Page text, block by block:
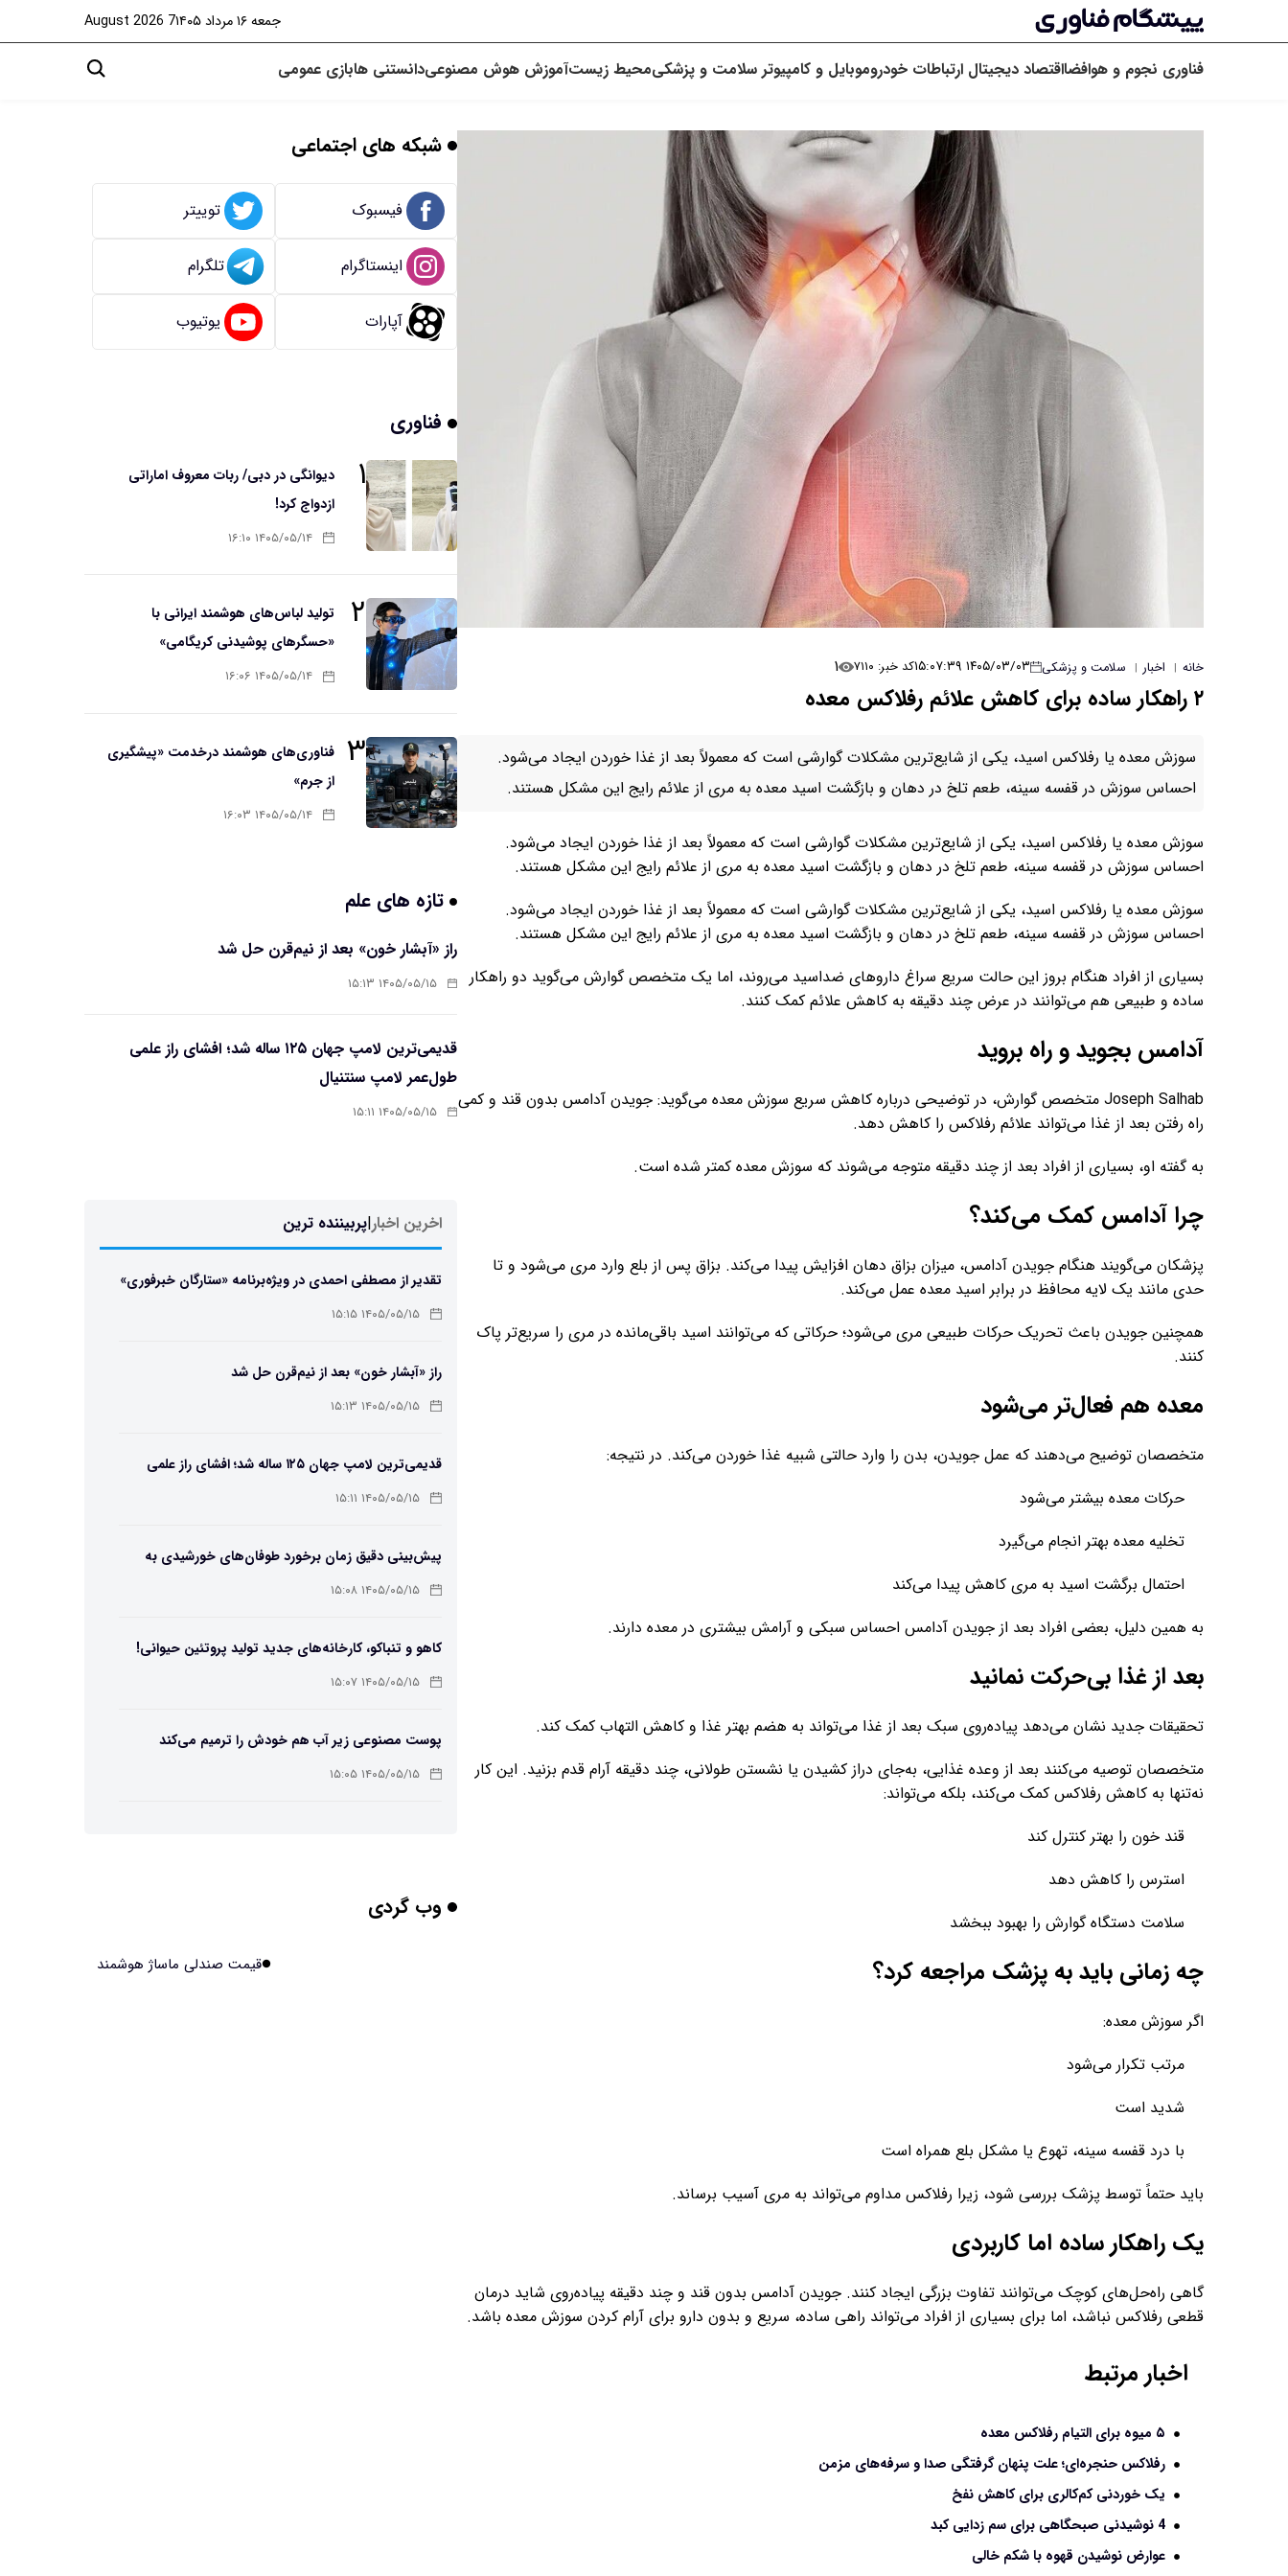
جمعه ۱۶ مرداد ۱۴۰۵ 7 August 2026
فناوری نجوم و هوافضااقتصاد دیجیتال ارتباطات خودروموبایل و کامپیوتر سلامت و پزشکیمحیط زیستآموزش هوش مصنوعیدانستنی هابازی عمومی
خانه | اخبار | سلامت و پزشکی ۱۴۰۵/۰۳/۰۳ ۱۵:۰۷:۳۹ کد خبر: ۷۱۱۰ ۱
۲ راهکار ساده برای کاهش علائم رفلاکس معده
سوزش معده یا رفلاکس اسید، یکی از شایع‌ترین مشکلات گوارشی است که معمولاً بعد از غذا خوردن ایجاد می‌شود.
احساس سوزش در قفسه سینه، طعم تلخ در دهان و بازگشت اسید معده به مری از علائم رایج این مشکل هستند.
سوزش معده یا رفلاکس اسید، یکی از شایع‌ترین مشکلات گوارشی است که معمولاً بعد از غذا خوردن ایجاد می‌شود.
احساس سوزش در قفسه سینه، طعم تلخ در دهان و بازگشت اسید معده به مری از علائم رایج این مشکل هستند.
سوزش معده یا رفلاکس اسید، یکی از شایع‌ترین مشکلات گوارشی است که معمولاً بعد از غذا خوردن ایجاد می‌شود.
احساس سوزش در قفسه سینه، طعم تلخ در دهان و بازگشت اسید معده به مری از علائم رایج این مشکل هستند.
بسیاری از افراد هنگام بروز این حالت سریع سراغ داروهای ضداسید می‌روند، اما یک متخصص گوارش می‌گوید دو راهکار
ساده و طبیعی هم می‌توانند در عرض چند دقیقه به کاهش علائم کمک کنند.
آدامس بجوید و راه بروید
Joseph Salhab متخصص گوارش، در توضیحی درباره کاهش سریع سوزش معده می‌گوید: جویدن آدامس بدون قند و کمی
راه رفتن بعد از غذا می‌تواند علائم رفلاکس را کاهش دهد.
به گفته او، بسیاری از افراد بعد از چند دقیقه متوجه می‌شوند که سوزش معده کمتر شده است.
چرا آدامس کمک می‌کند؟
پزشکان می‌گویند هنگام جویدن آدامس، میزان بزاق دهان افزایش پیدا می‌کند. بزاق پس از بلع وارد مری می‌شود و تا
حدی مانند یک لایه محافظ در برابر اسید معده عمل می‌کند.
همچنین جویدن باعث تحریک حرکات طبیعی مری می‌شود؛ حرکاتی که می‌توانند اسید باقی‌مانده در مری را سریع‌تر پاک
کنند.
معده هم فعال‌تر می‌شود
متخصصان توضیح می‌دهند که عمل جویدن، بدن را وارد حالتی شبیه غذا خوردن می‌کند. در نتیجه:
حرکات معده بیشتر می‌شود
تخلیه معده بهتر انجام می‌گیرد
احتمال برگشت اسید به مری کاهش پیدا می‌کند
به همین دلیل، بعضی افراد بعد از جویدن آدامس احساس سبکی و آرامش بیشتری در معده دارند.
بعد از غذا بی‌حرکت نمانید
تحقیقات جدید نشان می‌دهد پیاده‌روی سبک بعد از غذا می‌تواند به هضم بهتر غذا و کاهش التهاب کمک کند.
متخصصان توصیه می‌کنند بعد از وعده غذایی، به‌جای دراز کشیدن یا نشستن طولانی، چند دقیقه آرام قدم بزنید. این کار
نه‌تنها به کاهش رفلاکس کمک می‌کند، بلکه می‌تواند:
قند خون را بهتر کنترل کند
استرس را کاهش دهد
سلامت دستگاه گوارش را بهبود ببخشد
چه زمانی باید به پزشک مراجعه کرد؟
اگر سوزش معده:
مرتب تکرار می‌شود
شدید است
با درد قفسه سینه، تهوع یا مشکل بلع همراه است
باید حتماً توسط پزشک بررسی شود، زیرا رفلاکس مداوم می‌تواند به مری آسیب برساند.
یک راهکار ساده اما کاربردی
گاهی راه‌حل‌های کوچک می‌توانند تفاوت بزرگی ایجاد کنند. جویدن آدامس بدون قند و چند دقیقه پیاده‌روی شاید درمان
قطعی رفلاکس نباشد، اما برای بسیاری از افراد می‌تواند راهی ساده، سریع و بدون دارو برای آرام کردن سوزش معده باشد.
اخبار مرتبط
۵ میوه برای التیام رفلاکس معده
رفلاکس حنجره‌ای؛ علت پنهان گرفتگی صدا و سرفه‌های مزمن
یک خوردنی کم‌کالری برای کاهش نفخ
4 نوشیدنی صبحگاهی برای سم زدایی کبد
عوارض نوشیدن قهوه با شکم خالی
شبکه های اجتماعی
فیسبوک توییتر
اینستاگرام تلگرام
آپارات یوتیوب
فناوری
۱
دیوانگی در دبی/ ربات معروف اماراتی
ازدواج کرد!
۱۴۰۵/۰۵/۱۴ ۱۶:۱۰
۲
تولید لباس‌های هوشمند ایرانی با
«حسگرهای پوشیدنی کریگامی»
۱۴۰۵/۰۵/۱۴ ۱۶:۰۶
۳ فناوری‌های هوشمند درخدمت «پیشگیری
از جرم»
۱۴۰۵/۰۵/۱۴ ۱۶:۰۳
تازه های علم
راز «آبشار خون» بعد از نیم‌قرن حل شد
۱۴۰۵/۰۵/۱۵ ۱۵:۱۳
قدیمی‌ترین لامپ جهان ۱۲۵ ساله شد؛ افشای راز علمی
طول‌عمر لامپ سنتنیال
۱۴۰۵/۰۵/۱۵ ۱۵:۱۱
اخرین اخبار|پربیننده ترین
تقدیر از مصطفی احمدی در ویژه‌برنامه «ستارگان خبرفوری»
۱۴۰۵/۰۵/۱۵ ۱۵:۱۵
راز «آبشار خون» بعد از نیم‌قرن حل شد
۱۴۰۵/۰۵/۱۵ ۱۵:۱۳
قدیمی‌ترین لامپ جهان ۱۲۵ ساله شد؛ افشای راز علمی
طول‌عمر لامپ سنتنیال
۱۴۰۵/۰۵/۱۵ ۱۵:۱۱
پیش‌بینی دقیق زمان برخورد طوفان‌های خورشیدی به
زمین ممکن شد
۱۴۰۵/۰۵/۱۵ ۱۵:۰۸
کاهو و تنباکو، کارخانه‌های جدید تولید پروتئین حیوانی!
۱۴۰۵/۰۵/۱۵ ۱۵:۰۷
پوست مصنوعی زیر آب هم خودش را ترمیم می‌کند
۱۴۰۵/۰۵/۱۵ ۱۵:۰۵
برنج فضایی چین به مرحله برداشت رسید
وب گردی
قیمت صندلی ماساژ هوشمند